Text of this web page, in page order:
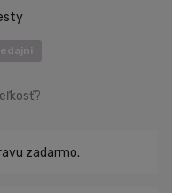
zadarmo.